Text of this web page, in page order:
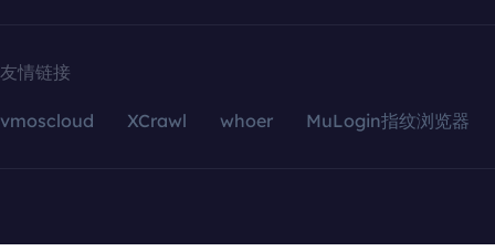
友情链接
vmoscloud XCrawl whoer MuLogin指纹浏览器